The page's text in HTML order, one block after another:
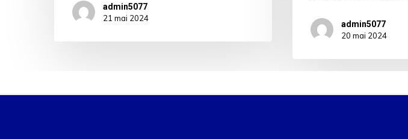
admin5077
21 mai 2024
admin5077
20 mai 2024